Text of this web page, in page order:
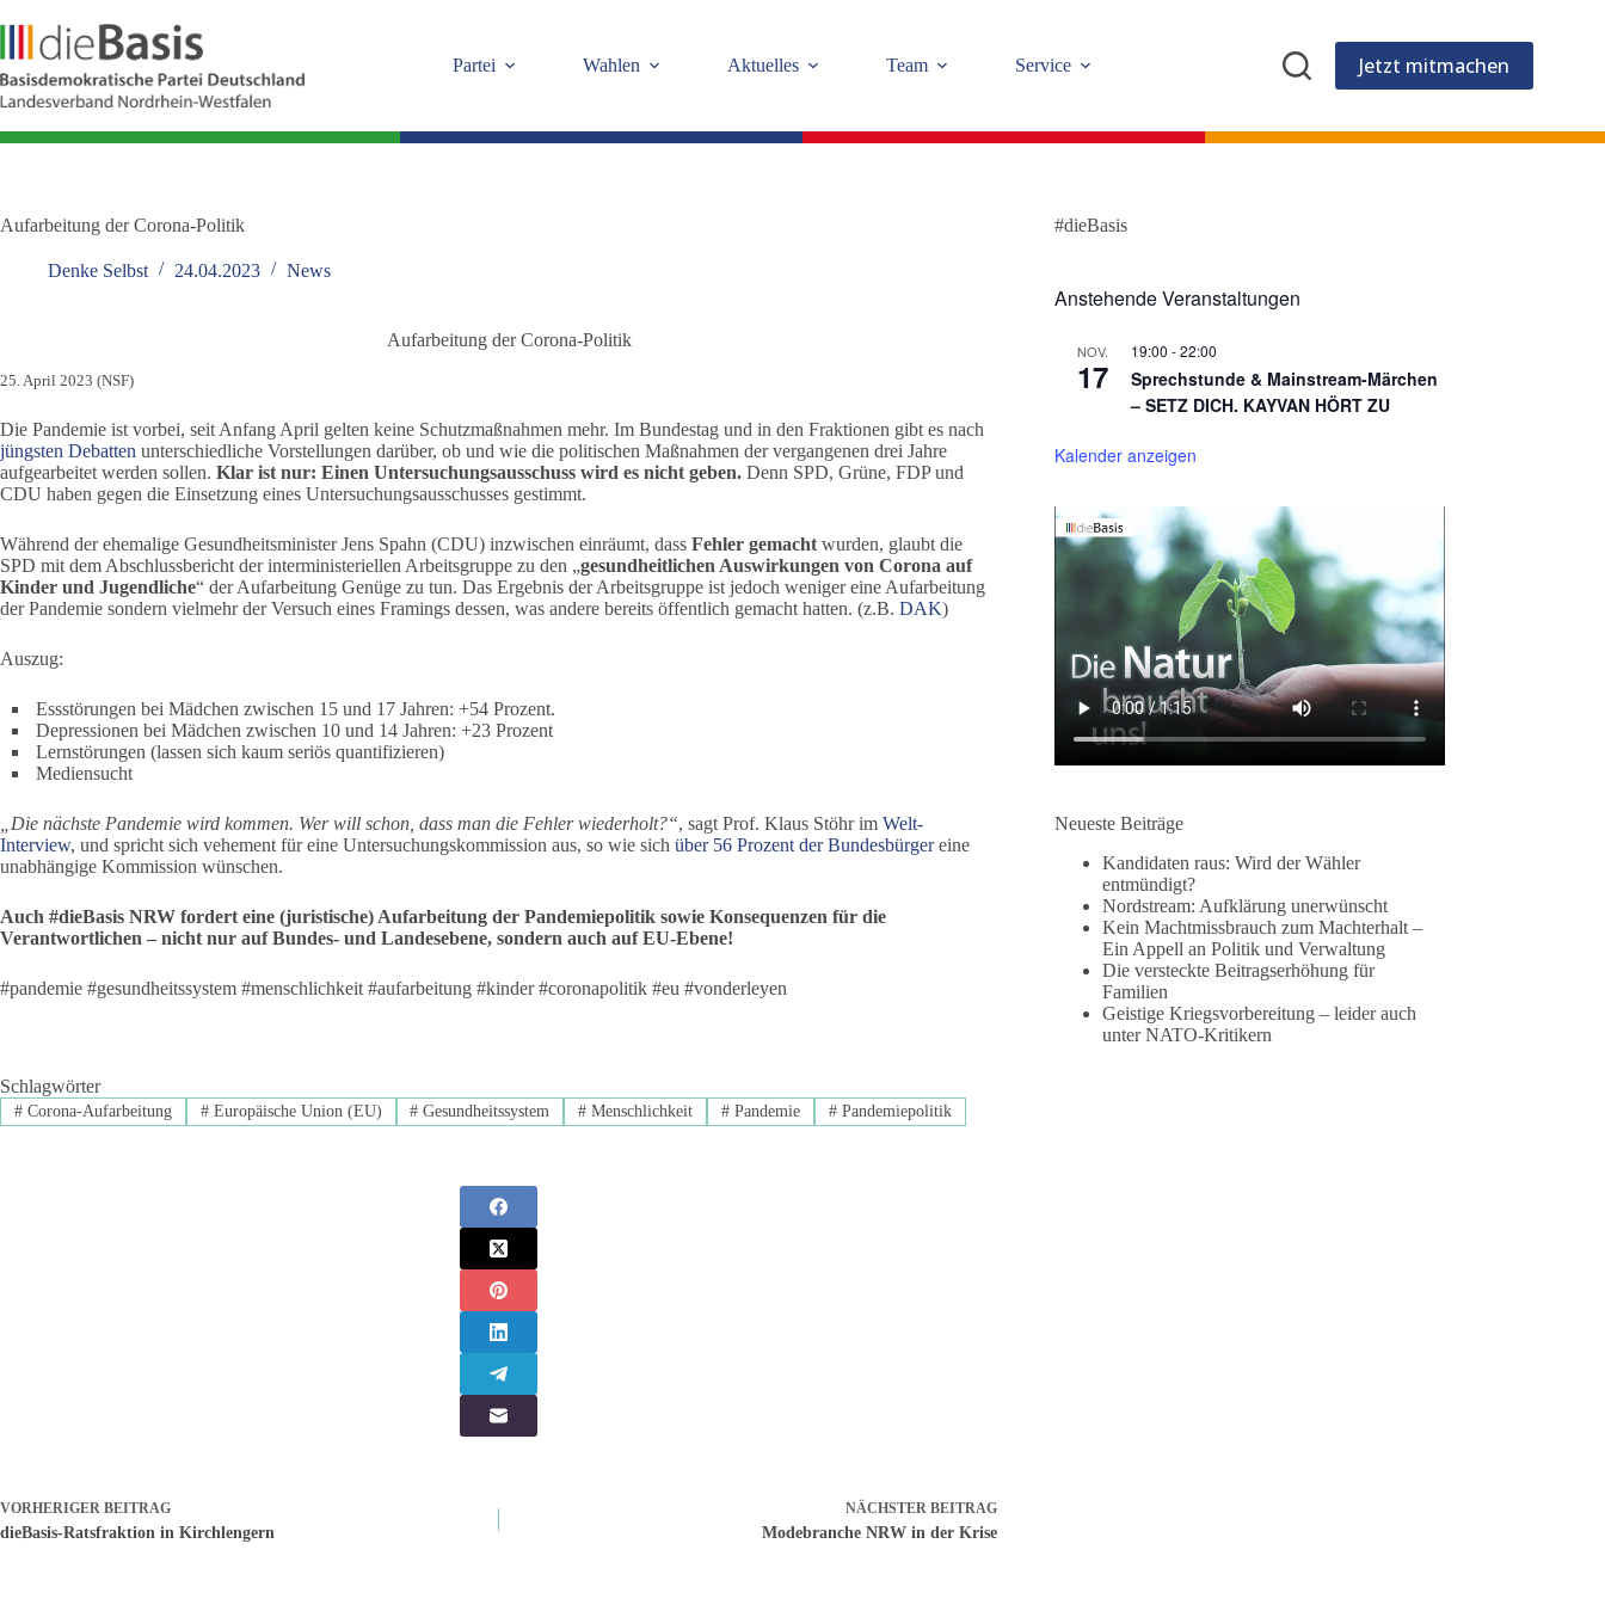
Inhalt
springen
Partei Wahlen Aktuelles Team Service Jetzt mitmachen
Aufarbeitung der Corona-Politik
Denke Selbst 24.04.2023 News
Aufarbeitung der Corona-Politik
25. April 2023 (NSF)
Die Pandemie ist vorbei, seit Anfang April gelten keine Schutzmaßnahmen mehr. Im Bundestag und in den Fraktionen gibt es nach
jüngsten Debatten unterschiedliche Vorstellungen darüber, ob und wie die politischen Maßnahmen der vergangenen drei Jahre
aufgearbeitet werden sollen. Klar ist nur: Einen Untersuchungsausschuss wird es nicht geben. Denn SPD, Grüne, FDP und
CDU haben gegen die Einsetzung eines Untersuchungsausschusses gestimmt.
Während der ehemalige Gesundheitsminister Jens Spahn (CDU) inzwischen einräumt, dass Fehler gemacht wurden, glaubt die
SPD mit dem Abschlussbericht der interministeriellen Arbeitsgruppe zu den „gesundheitlichen Auswirkungen von Corona auf
Kinder und Jugendliche“ der Aufarbeitung Genüge zu tun. Das Ergebnis der Arbeitsgruppe ist jedoch weniger eine Aufarbeitung
der Pandemie sondern vielmehr der Versuch eines Framings dessen, was andere bereits öffentlich gemacht hatten. (z.B. DAK)
Auszug:
Essstörungen bei Mädchen zwischen 15 und 17 Jahren: +54 Prozent.
Depressionen bei Mädchen zwischen 10 und 14 Jahren: +23 Prozent
Lernstörungen (lassen sich kaum seriös quantifizieren)
Mediensucht
„Die nächste Pandemie wird kommen. Wer will schon, dass man die Fehler wiederholt?“, sagt Prof. Klaus Stöhr im Welt-
Interview, und spricht sich vehement für eine Untersuchungskommission aus, so wie sich über 56 Prozent der Bundesbürgereine
unabhängige Kommission wünschen.
Auch #dieBasis NRW fordert eine (juristische) Aufarbeitung der Pandemiepolitik sowie Konsequenzen für die
Verantwortlichen – nicht nur auf Bundes- und Landesebene, sondern auch auf EU-Ebene!
#pandemie #gesundheitssystem #menschlichkeit #aufarbeitung #kinder #coronapolitik #eu #vonderleyen
Schlagwörter
#Corona-Aufarbeitung #Europäische Union (EU) # Gesundheitssystem # Menschlichkeit # Pandemie #Pandemiepolitik
VORHERIGER BEITRAG
dieBasis-Ratsfraktion in Kirchlengern
NÄCHSTER BEITRAG
Modebranche NRW in der Krise
#dieBasis
Anstehende Veranstaltungen
NOV.
17
19:00 -22:00
Sprechstunde & Mainstream-Märchen
– SETZ DICH. KAYVAN HÖRT ZU
Kalender anzeigen
Neueste Beiträge
Kandidaten raus: Wird der Wähler
entmündigt?
Nordstream: Aufklärung unerwünscht
Kein Machtmissbrauch zum Machterhalt –
Ein Appell an Politik und Verwaltung
Die versteckte Beitragserhöhung für
Familien
Geistige Kriegsvorbereitung – leider auch
unter NATO-Kritikern